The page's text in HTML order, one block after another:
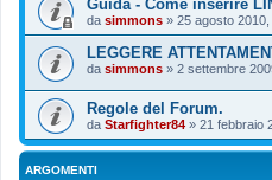
Guida - Come inserire
da simmons » 25 agosto 2010,
LEGGERE
da simmons » 2 settembre
Regole del Forum.
da Starfighter84 » 21 febbraio
ARGOMENTI